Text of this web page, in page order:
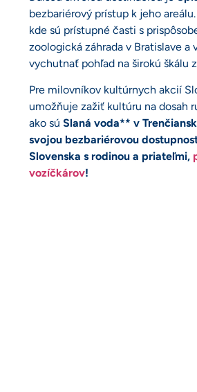
bezbariérový prístup k jeho
kde sú prístupné časti s
zoologická záhrada v Bratislave
vychutnať pohľad na širokú škálu
Pre milovníkov kultúrnych akcií
umožňuje zažiť kultúru na dosah
ako sú Slaná voda** v
svojou bezbariérovou
Slovenska s rodinou a priateľmi,
vozíčkárov!